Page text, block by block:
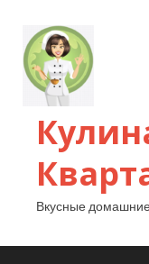
Вкусные